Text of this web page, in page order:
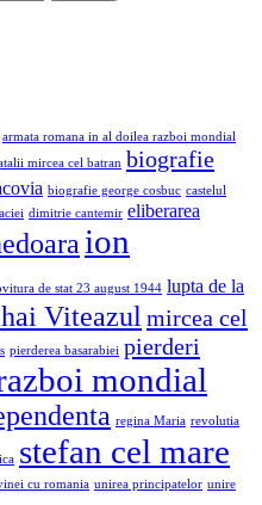
armata romana in al doilea razboi mondial
mircea cel batran biografie
biografie george cosbuc castelul
dimitrie cantemir eliberarea
ion
de stat 23 august 1944 lupta de la
Viteazul mircea cel
pierderea basarabiei pierderi
mondial
regina Maria revolutia
stefan cel mare
cu romania unirea principatelor unire